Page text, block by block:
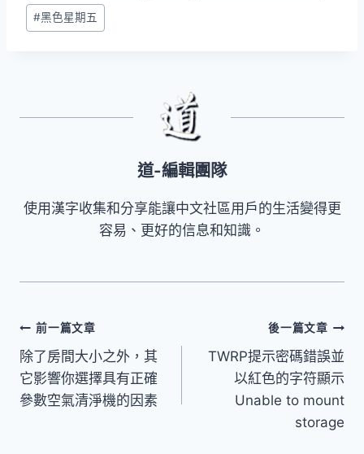
#黑色星期五
道-編輯團隊
使用漢字收集和分享能讓中文社區用戶的生活變得更
容易、更好的信息和知識。
文
章
導
前一篇文章
除了房間大小之外，其
它影響你選擇具有正確
參數空氣清淨機的因素
後一篇文章
TWRP提示密碼錯誤並
以紅色的字符顯示
Unable to mount
storage